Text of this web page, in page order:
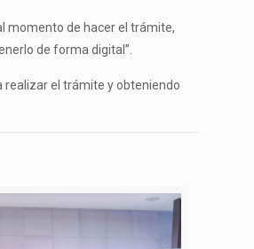
momento de hacer el trámite,
de forma digital”.
realizar el trámite y obteniendo